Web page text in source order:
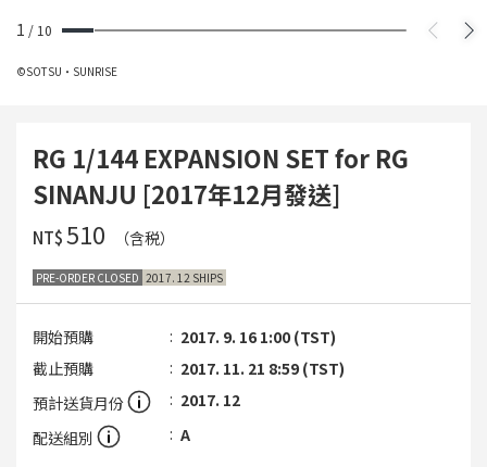
1 / 10
©SOTSU・SUNRISE
RG 1/144 EXPANSION SET for RG
SINANJU [2017年12月發送]
NT$‌510 （含税）
PRE-ORDER CLOSED 2017. 12 SHIPS
開始預購
2017. 9. 16 1:00 (TST)
截止預購
2017. 11. 21 8:59 (TST)
預計送貨月份
2017. 12
配送組別
A